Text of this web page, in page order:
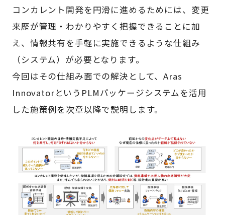
コンカレント開発を円滑に進めるためには、変更
来歴が管理・わかりやすく把握できることに加
え、情報共有を手軽に実施できるような仕組み
（システム）が必要となります。
今回はその仕組み面での解決として、Aras
InnovatorというPLMパッケージシステムを活用
した施策例を次章以降で説明します。